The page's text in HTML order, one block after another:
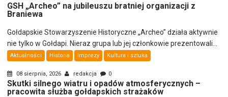
GSH „Archeo” na jubileuszu bratniej organizacji z
Braniewa
Gołdapskie Stowarzyszenie Historyczne „Archeo” działa aktywnie
nie tylko w Gołdapi. Nieraz grupa lub jej członkowie prezentowali...
Aktualności Historia Imprezy Kultura i sztuka
08 sierpnia, 2026 redakcja 0
Skutki silnego wiatru i opadów atmosferycznych –
pracowita służba gołdapskich strażaków